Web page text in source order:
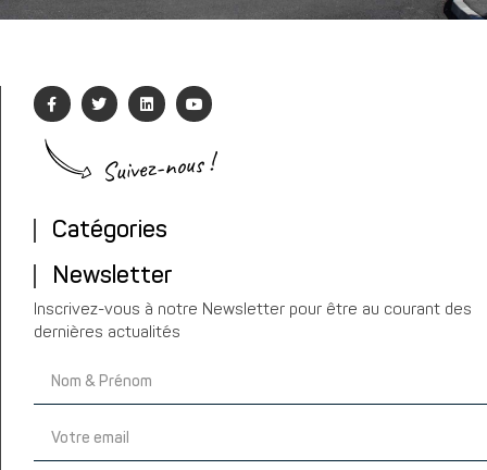
Suivez-nous !
Catégories
Newsletter
Inscrivez-vous à notre Newsletter pour être au courant des
dernières actualités